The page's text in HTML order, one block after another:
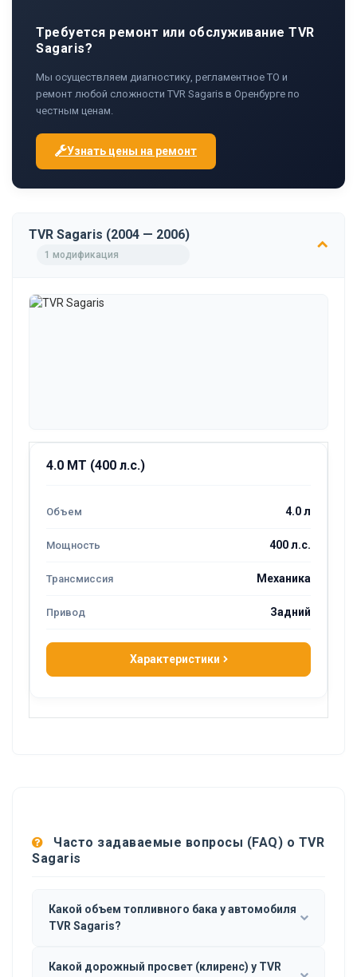
Требуется ремонт или обслуживание TVR
Sagaris?
Мы осуществляем диагностику, регламентное ТО и
ремонт любой сложности TVR Sagaris в Оренбурге по
честным ценам.
Узнать цены на ремонт
TVR Sagaris (2004 — 2006)
1 модификация
4.0 MT (400 л.с.)
4.0 л
400 л.с.
Механика
Задний
Характеристики
Часто задаваемые вопросы (FAQ) о TVR
Sagaris
Какой объем топливного бака у автомобиля
TVR Sagaris?
Какой дорожный просвет (клиренс) у TVR